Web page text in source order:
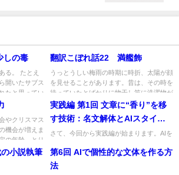
しの毒
る。 たとえ
開いたサブス
たと思ってい
...
翻訳こぼれ話22 満艦飾
うっとうしい梅雨の時期に時折、太陽が顔
を見せることがあります。昔は、その時を
待っていたとばかりに物干し竿に洗濯物が
並んだものでした。その有様...
やクリスマス
機会が増えま
の年齢、とり
...
実践編 第1回 文章に“香り”を移
す技術：名文解体とAIスタイル
ブレンド
さて、今回から実践編が始まります。AIを
ていきましょう。本稿では、その第一歩と
して「名文の香りを移す」...
第6回 AIで個性的な文体を作る方
法